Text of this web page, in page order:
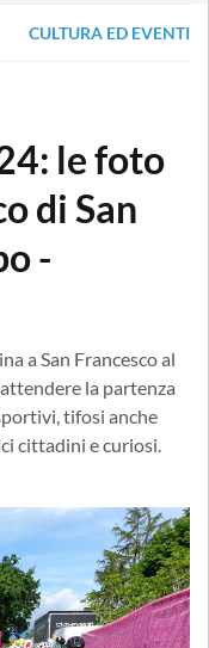
CULTURA ED EVENTI
le foto
di San
-
a San Francesco al
la partenza
tifosi anche
cittadini e curiosi.